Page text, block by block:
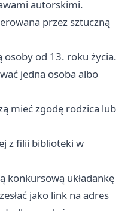
autorskimi.
przez sztuczną
osoby od 13. roku życia.
jedna osoba albo
mieć zgodę rodzica lub
z filii biblioteki w
konkursową układankę
jako link na adres